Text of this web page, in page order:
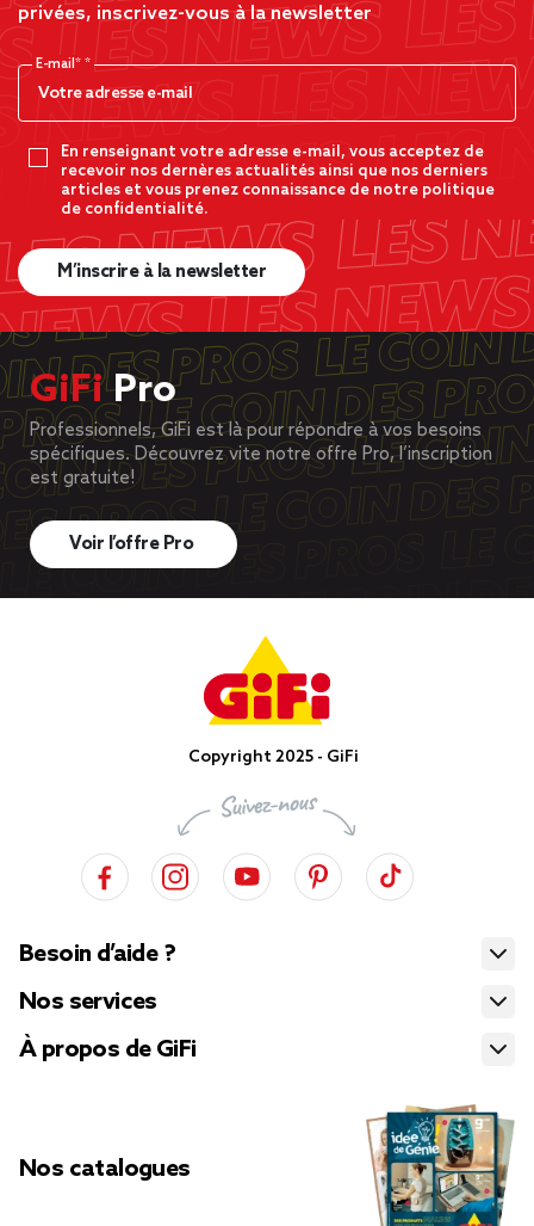
privées, inscrivez-vous à la newsletter
E-mail*
En renseignant votre adresse e-mail, vous acceptez de
recevoir nos dernères actualités ainsi que nos derniers
articles et vous prenez connaissance de notre politique
de confidentialité.
M’inscrire à la newsletter
GiFiPro
Professionnels, GiFi est là pour répondre à vos besoins
spécifiques. Découvrez vite notre offre Pro, l’inscription
est gratuite!
Voir l’offre Pro
Copyright 2025 - GiFi
Besoin d’aide ?
Nos services
À propos de GiFi
Nos catalogues